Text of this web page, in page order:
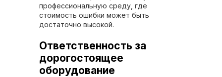
профессиональную среду, где
стоимость ошибки может быть
достаточно высокой.
Ответственность за
дорогостоящее
оборудование